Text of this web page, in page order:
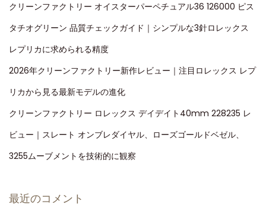
クリーンファクトリー オイスターパーペチュアル36 126000 ピス
タチオグリーン 品質チェックガイド｜シンプルな3針ロレックス
レプリカに求められる精度
2026年クリーンファクトリー新作レビュー｜注目ロレックス レプ
リカから見る最新モデルの進化
クリーンファクトリー ロレックス デイデイト40mm 228235 レ
ビュー｜スレート オンブレダイヤル、ローズゴールドベゼル、
3255ムーブメントを技術的に観察
最近のコメント